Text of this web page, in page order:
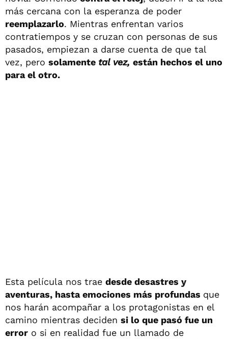
más cercana con la esperanza de poder
reemplazarlo. Mientras enfrentan varios
contratiempos y se cruzan con personas de sus
pasados, empiezan a darse cuenta de que tal
vez, pero solamente tal vez, están hechos el uno
para el otro.
Esta película nos trae desde desastres y
aventuras, hasta emociones más profundas que
nos harán acompañar a los protagonistas en el
camino mientras deciden si lo que pasó fue un
error o si en realidad fue un llamado de